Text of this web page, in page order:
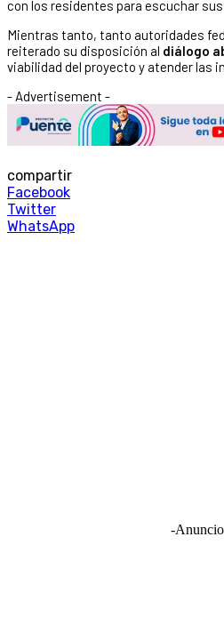
con los residentes para escuchar
Mientras tanto, tanto autoridades
reiterado su disposición al diálogo
viabilidad del proyecto y atender las
- Advertisement -
compartir
Facebook
Twitter
WhatsApp
-